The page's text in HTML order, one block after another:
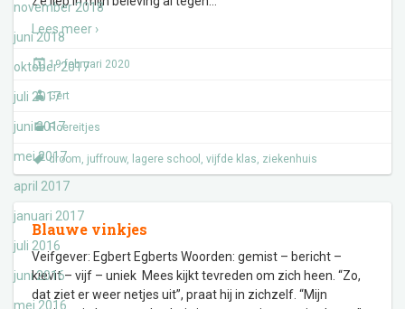
november 2018
juni 2018
oktober 2017
juli 2017
juni 2017
mei 2017
april 2017
januari 2017
juli 2016
juni 2016
mei 2016
Lees meer ›
19 februari 2020
Gert
Roereitjes
droom, juffrouw, lagere school , vijfde klas, ziekenhuis
Blauwe vinkjes
Veifgever: Egbert Egberts Woorden: gemist – bericht –
kievit – vijf – uniek Mees kijkt tevreden om zich heen. “Zo,
dat ziet er weer netjes uit”, praat hij in zichzelf. “Mijn